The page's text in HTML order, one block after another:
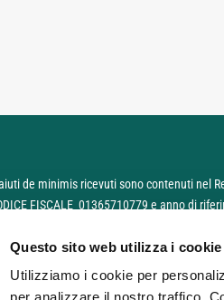
Questo sito web utilizza i cookie
Utilizziamo i cookie per
de minimis ricevuti sono contenuti nel
FISCALE 01365710779 e anno di
RegistroNazionaleTrasparenza/faces/